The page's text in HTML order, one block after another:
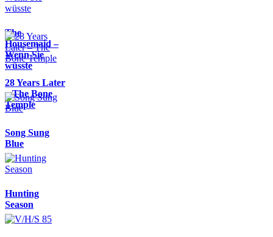
The
Housemaid –
Wenn Sie
wüsste
28 Years Later
– The Bone
Temple
Song Sung
Blue
Hunting
Season